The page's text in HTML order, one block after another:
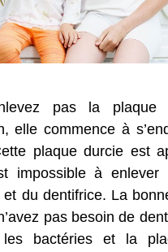
pas la plaque
elle commence à
plaque durcie est
impossible à enlever
et du dentifrice. La
pas besoin de
les bactéries et la